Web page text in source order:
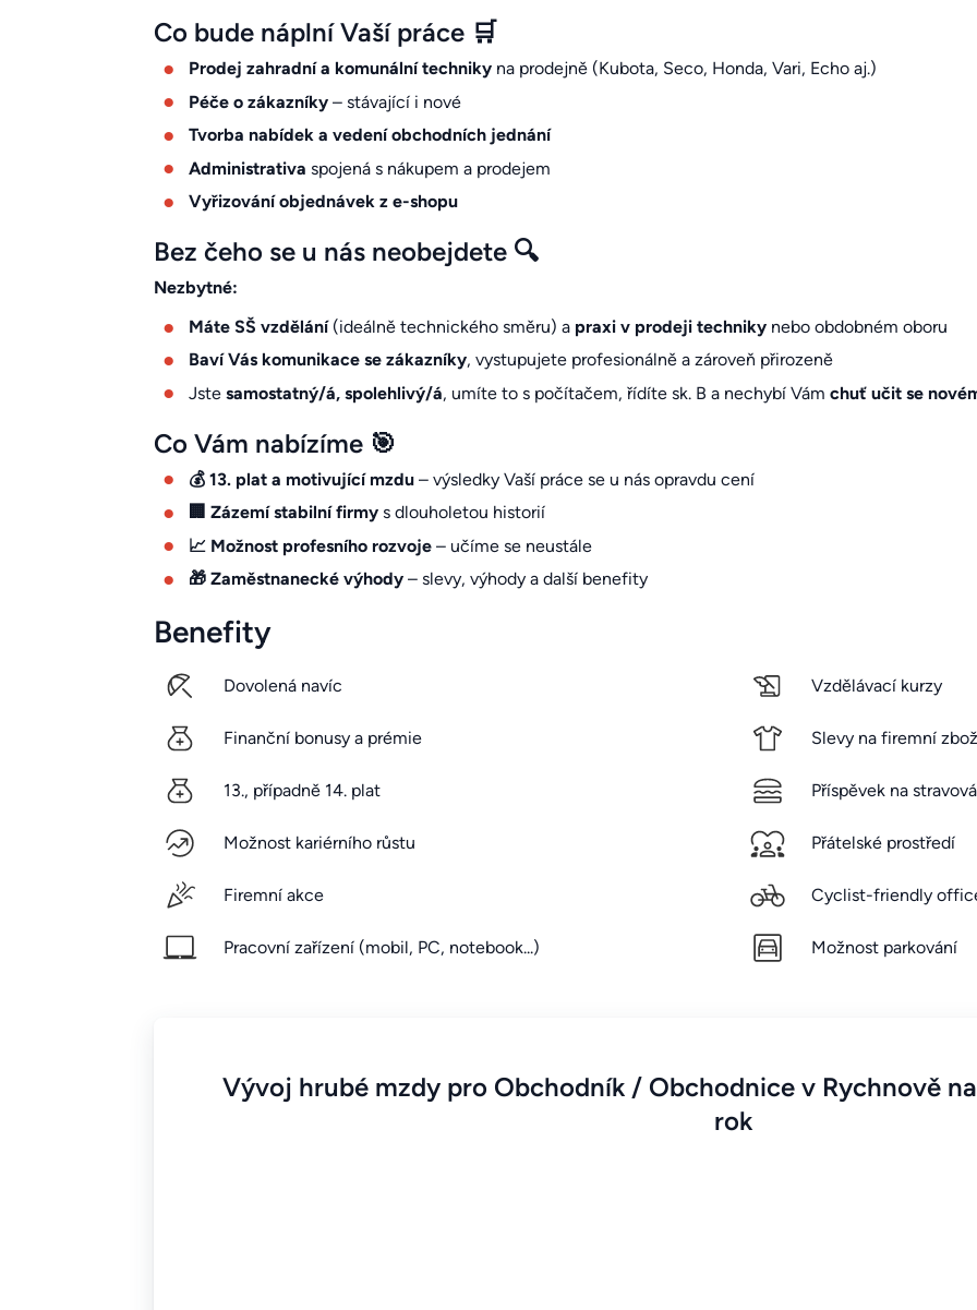
Co bude náplní Vaší práce 🛒
Prodej zahradní a komunální technikyna prodejně (Kubota, Seco, Honda, Vari, Echo aj.)
Péče o zákazníky– stávající i nové
Tvorba nabídek a vedení obchodních jednání
Administrativa spojená s nákupem a prodejem
Vyřizování objednávek z e-shopu
Bez čeho se u nás neobejdete 🔍
Nezbytné:
Máte SŠ vzdělání(ideálně technického směru) a praxi v prodeji technikynebo obdobném oboru
Baví Vás komunikace se zákazníky, vystupujete profesionálně a zároveň přirozeně
Jste samostatný/á, spolehlivý/á, umíte to s počítačem, řídíte sk. B a nechybí Vám chuť učit se
Co Vám nabízíme 🎯
💰 13. plat a motivující mzdu– výsledky Vaší práce se u nás opravdu cení
🏢 Zázemí stabilní firmys dlouholetou historií
📈 Možnost profesního rozvoje– učíme se neustále
🎁 Zaměstnanecké výhody– slevy, výhody a další benefity
Benefity
Dovolená navíc
Finanční bonusy a prémie
13., případně 14. plat
Možnost kariérního růstu
Firemní akce
Pracovní zařízení (mobil, PC, notebook...)
Vzdělávací kurzy
Slevy na firemní
Příspěvek na
Přátelské prostředí
Cyclist-friendly
Možnost parkování
Vývoj hrubé mzdy pro Obchodník / Obchodnice v Rychnově
rok